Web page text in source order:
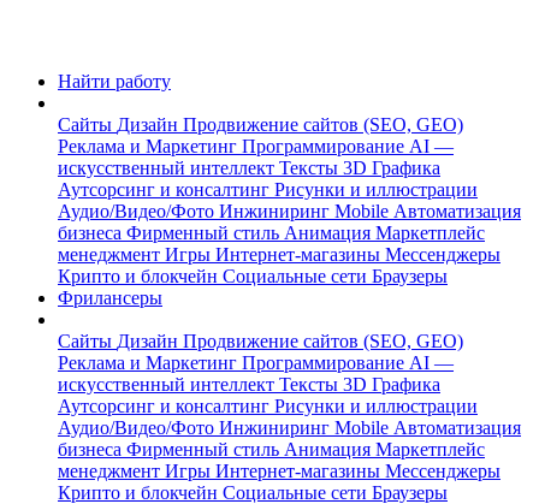
Найти работу
Сайты Дизайн Продвижение сайтов (SEO, GEO)
Реклама и Маркетинг Программирование AI —
искусственный интеллект Тексты 3D Графика
Аутсорсинг и консалтинг Рисунки и иллюстрации
Аудио/Видео/Фото Инжиниринг Mobile Автоматизация
бизнеса Фирменный стиль Анимация Маркетплейс
менеджмент Игры Интернет-магазины Мессенджеры
Крипто и блокчейн Социальные сети Браузеры
Фрилансеры
Сайты Дизайн Продвижение сайтов (SEO, GEO)
Реклама и Маркетинг Программирование AI —
искусственный интеллект Тексты 3D Графика
Аутсорсинг и консалтинг Рисунки и иллюстрации
Аудио/Видео/Фото Инжиниринг Mobile Автоматизация
бизнеса Фирменный стиль Анимация Маркетплейс
менеджмент Игры Интернет-магазины Мессенджеры
Крипто и блокчейн Социальные сети Браузеры